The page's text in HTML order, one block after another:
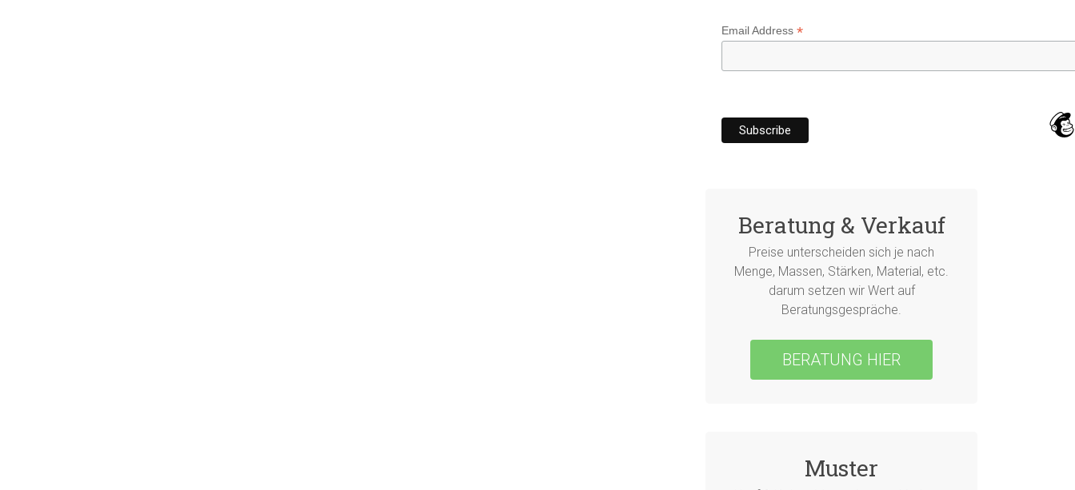
Email Address*
Beratung & Verkauf
Preise unterscheiden sich je nach
Menge, Massen, Stärken, Material, etc.
darum setzen wir Wert auf
Beratungsgespräche.
BERATUNG HIER
Muster